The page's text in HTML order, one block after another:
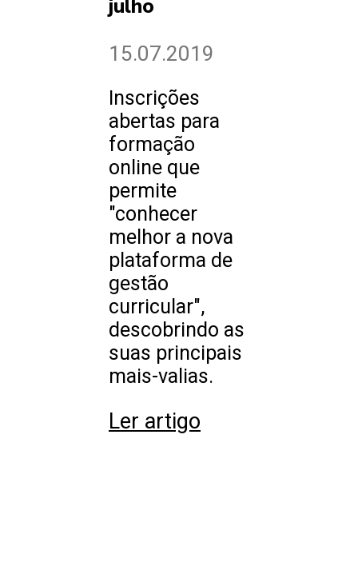
julho
15.07.2019
Inscrições
abertas para
formação
online que
permite
"conhecer
melhor a nova
plataforma de
gestão
curricular",
descobrindo as
suas principais
mais-valias.
Ler artigo